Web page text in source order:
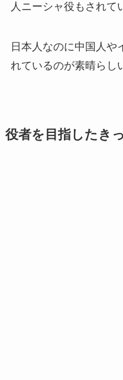
人ニーシャ役もされて
日本人なのに中国人や
れているのが素晴らし
役者を目指したき